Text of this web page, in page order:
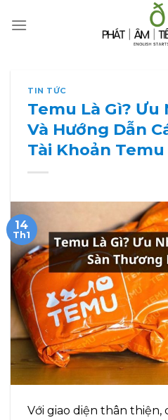
TIN TỨC
Temu Là Gì?
Và Hướng Dẫn
Tài Khoản Temu
14
Th1
Với giao diện thân thiện,